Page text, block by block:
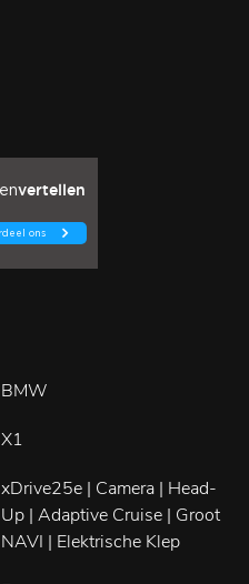
BMW
X1
xDrive25e | Camera | Head-
Up | Adaptive Cruise | Groot
NAVI | Elektrische Klep